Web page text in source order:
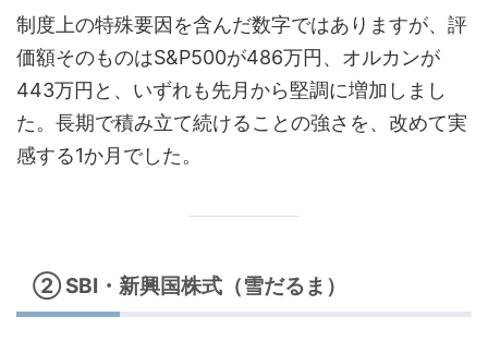
制度上の特殊要因を含んだ数字ではありますが、評
価額そのものはS&P500が486万円、オルカンが
443万円と、いずれも先月から堅調に増加しまし
た。長期で積み立て続けることの強さを、改めて実
感する1か月でした。
② SBI・新興国株式（雪だるま）